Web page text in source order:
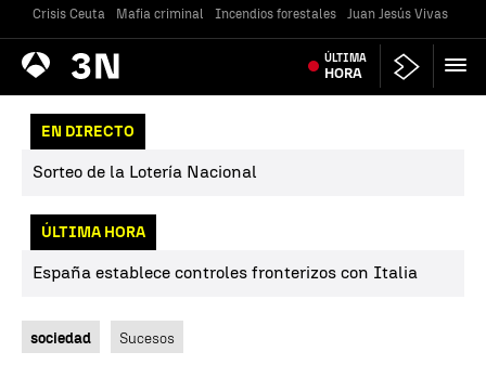
Crisis Ceuta Mafia criminal Incendios forestales Juan Jesús Vivas
Antena
3 Noticias ÚLTIMA
HORA
EN DIRECTO
Sorteo de la Lotería Nacional
ÚLTIMA HORA
España establece controles fronterizos con Italia
sociedad Sucesos